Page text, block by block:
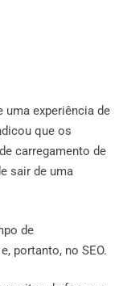
experiência de
que os
carregamento de
sair de uma
de
portanto, no SEO.